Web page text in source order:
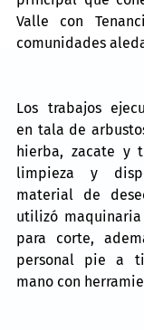
Valle con
comunidades
Los trabajos
en tala de
hierba, zacate y
limpieza y
material de
utilizó
para corte,
personal pie a
mano con